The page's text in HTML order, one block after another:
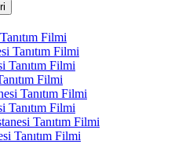
Filmi
Tanıtım Filmi
Tanıtım Filmi
Filmi
Tanıtım Filmi
Tanıtım Filmi
Tanıtım Filmi
Tanıtım Filmi